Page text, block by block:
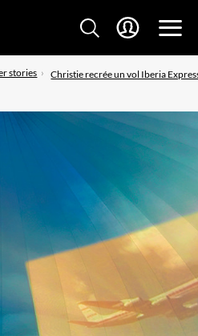
stories Christie recrée un vol Iberia